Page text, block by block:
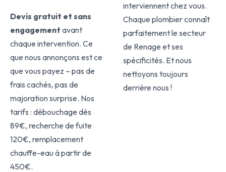
Devis gratuit et sans
engagement avant
chaque intervention. Ce
que nous annonçons est ce
que vous payez – pas de
frais cachés, pas de
majoration surprise. Nos
tarifs : débouchage dès
89€, recherche de fuite
120€, remplacement
chauffe-eau à partir de
450€.
interviennent chez vous.
Chaque plombier connaît
parfaitement le secteur
de Renage et ses
spécificités. Et nous
nettoyons toujours
derrière nous !